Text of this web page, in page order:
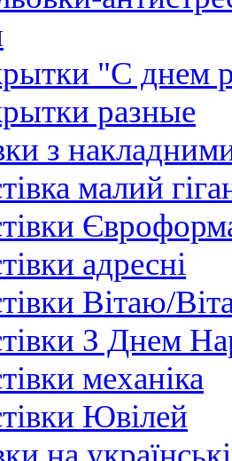
"С днем
разные
з
малий
адресні
Вітаю/
З Днем
механіка
Ювілей